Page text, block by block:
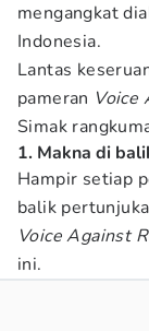
mengangkat
Indonesia.
Lantas
pameran Voice
Simak
1. Makna di
Hampir setiap
balik
Voice Against
ini.